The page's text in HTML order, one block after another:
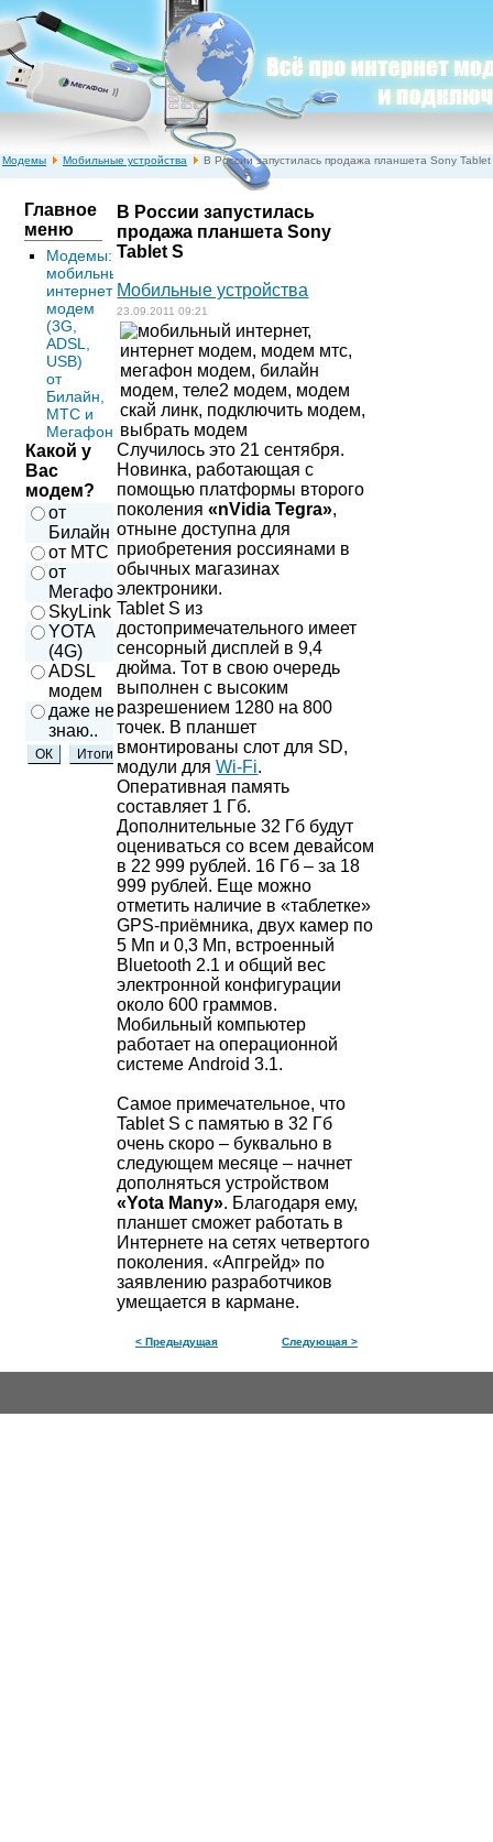
Модемы Мобильные устройства
В России запустилась продажа планшета Sony Tablet
S
Главное
меню
Модемы:
мобильный
интернет
модем
(3G,
ADSL,
USB)
от
Билайн,
МТС и
Мегафон
Какой у
Вас
модем?
от
Билайн
от МТС
от
Мегафон
SkyLink
YOTA
(4G)
ADSL
модем
даже не
знаю..
В России запустилась
продажа планшета Sony
Tablet S
Мобильные устройства
23.09.2011 09:21
Случилось это 21 сентября.
Новинка, работающая с
помощью платформы второго
поколения«nVidia Tegra»,
отныне доступна для
приобретения россиянами в
обычных магазинах
электроники.
Tablet S из
достопримечательного имеет
сенсорный дисплей в 9,4
дюйма. Тот в свою очередь
выполнен с высоким
разрешением 1280 на 800
точек. В планшет
вмонтированы слот для SD,
модули дляWi-Fi.
Оперативная память
составляет 1 Гб.
Дополнительные 32 Гб будут
оцениваться со всем девайсом
в 22 999 рублей. 16 Гб – за 18
999 рублей. Еще можно
отметить наличие в «таблетке»
GPS-приёмника, двух камер по
5 Мп и 0,3 Мп, встроенный
Bluetooth 2.1 и общий вес
электронной конфигурации
около 600 граммов.
Мобильный компьютер
работает на операционной
системе Android 3.1.
Самое примечательное, что
Tablet S с памятью в 32 Гб
очень скоро – буквально в
следующем месяце – начнет
дополняться устройством
«Yota Many». Благодаря ему,
планшет сможет работать в
Интернете на сетях четвертого
поколения. «Апгрейд» по
заявлению разработчиков
умещается в кармане.
< Предыдущая Следующая >